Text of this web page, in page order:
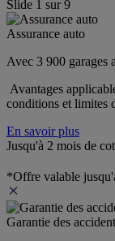
Slide 1 sur9
Assurance auto
Avec 3 900 garages
Avantages
conditions et limites
En savoir plus
Jusqu'à 2 mois de
*Offre valable
Garantie des